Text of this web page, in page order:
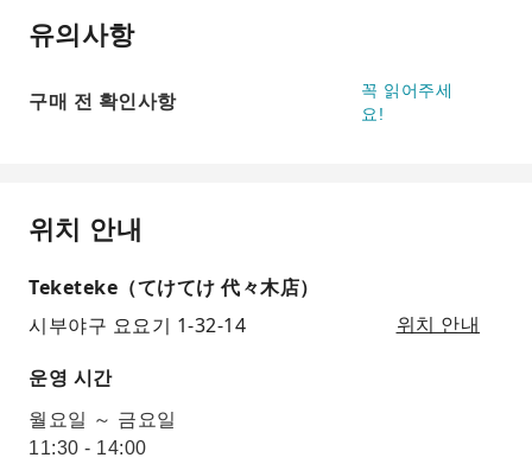
유의사항
구매 전 확인사항
꼭 읽어주세
요!
위치 안내
Teketeke（てけてけ 代々木店）
시부야구 요요기 1-32-14
위치 안내
운영 시간
월요일 ～ 금요일
11:30 - 14:00